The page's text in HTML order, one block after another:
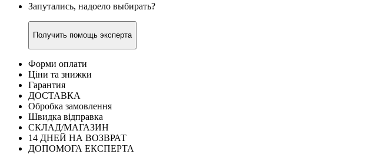
Запутались, надоело выбирать?
Получить помощь эксперта
Форми оплати
Ціни та знижки
Гарантия
ДОСТАВКА
Обробка замовлення
Швидка відправка
СКЛАД/МАГАЗИН
14 ДНЕЙ НА ВОЗВРАТ
ДОПОМОГА ЕКСПЕРТА